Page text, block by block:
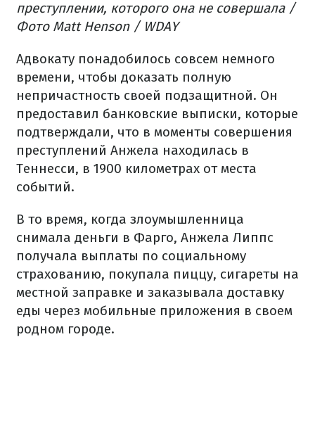
преступлении, которого она не совершала /
Фото Matt Henson / WDAY
Адвокату понадобилось совсем немного
времени, чтобы доказать полную
непричастность своей подзащитной. Он
предоставил банковские выписки, которые
подтверждали, что в моменты совершения
преступлений Анжела находилась в
Теннесси, в 1900 километрах от места
событий.
В то время, когда злоумышленница
снимала деньги в Фарго, Анжела Липпс
получала выплаты по социальному
страхованию, покупала пиццу, сигареты на
местной заправке и заказывала доставку
еды через мобильные приложения в своем
родном городе.